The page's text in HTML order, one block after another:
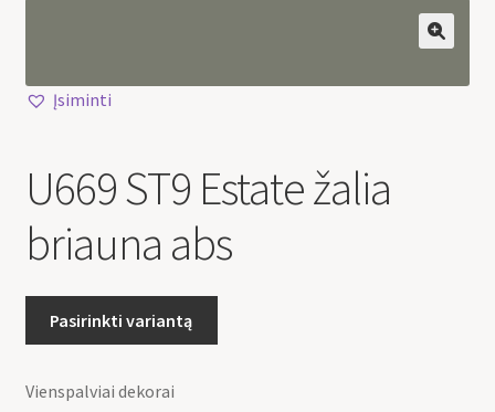
Įsiminti
U669 ST9 Estate žalia
briauna abs
Pasirinkti variantą
Vienspalviai dekorai